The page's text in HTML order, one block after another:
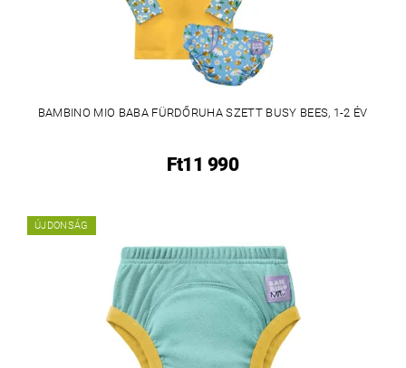
BAMBINO MIO BABA FÜRDŐRUHA SZETT BUSY BEES, 1-2 ÉV
Ft11 990
ÚJDONSÁG